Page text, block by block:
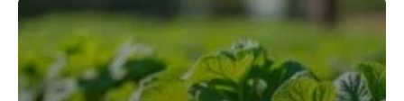
des espaces verts sans fatigue
excessive
9 novembre 2025